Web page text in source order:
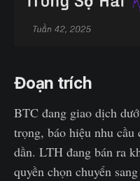
Đoạn trích
BTC đang giao dịch
trọng, báo hiệu nhu
dần. LTH đang bán ra
quyền chọn chuyển